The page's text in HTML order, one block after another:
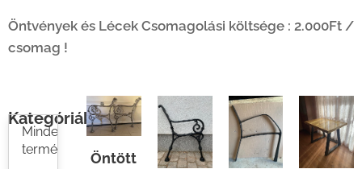
Öntvények és Lécek Csomagolási költsége : 2.000Ft /
csomag !
Kategóriák
Minden
termék
Öntött